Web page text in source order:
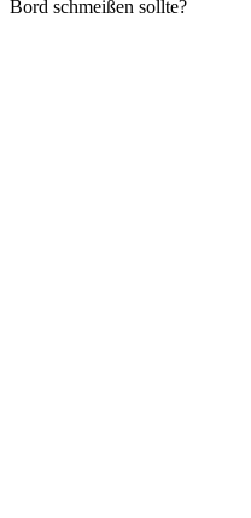
Bord schmeißen sollte?